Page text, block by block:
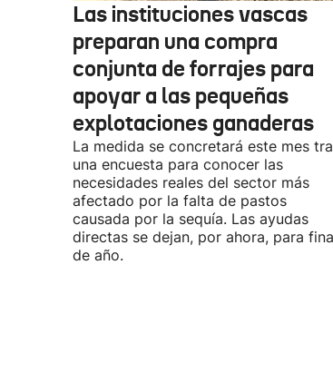
Las instituciones vascas
preparan una compra
conjunta de forrajes para
apoyar a las pequeñas
explotaciones ganaderas
La medida se concretará este mes
una encuesta para conocer las
necesidades reales del sector más
afectado por la falta de pastos
causada por la sequía. Las ayudas
directas se dejan, por ahora, para
de año.